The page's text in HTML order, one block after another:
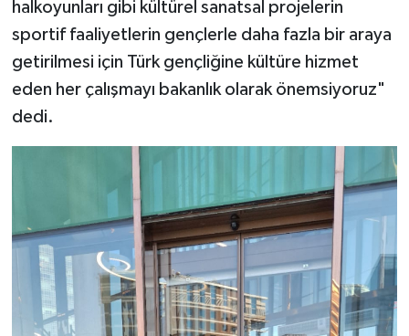
halkoyunları gibi kültürel sanatsal projelerin
sportif faaliyetlerin gençlerle daha fazla bir araya
getirilmesi için Türk gençliğine kültüre hizmet
eden her çalışmayı bakanlık olarak önemsiyoruz"
dedi.